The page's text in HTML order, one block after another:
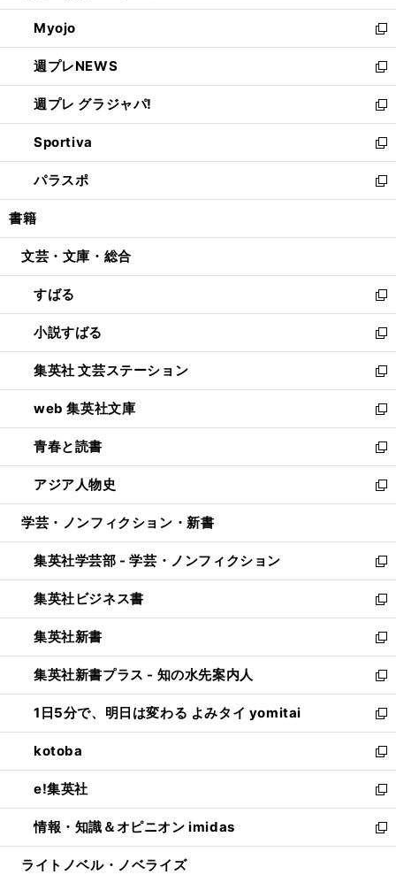
開
く
ウ
で
開
く
ン
ド
ウ
で
開
く
ウ
ィ
ン
ド
ウ
で
開
く
Myojo
新
し
い
ウ
ィ
ン
ド
ウ
で
開
週プレNEWS
新
し
い
ウ
ィ
ン
ド
ウ
開
週プレ グラジャパ!
新
し
い
ウ
ィ
ン
ウ
開
く
Sportiva
新
し
い
ウ
ン
ウ
で
開
く
パラスポ
新
し
ウ
ン
ド
ウ
で
開
く
書籍
文芸・文庫・総合
すばる
新
し
い
ウ
ィ
ン
ド
ウ
で
開
く
小説すばる
新
し
い
ウ
ィ
ン
ド
ウ
で
開
集英社 文芸ステーション
新
し
い
ウ
ィ
ン
ド
ウ
開
く
web 集英社文庫
新
し
い
ウ
ィ
ン
ウ
で
開
く
青春と読書
新
し
い
ウ
ン
ド
ウ
で
開
く
アジア人物史
新
し
ウ
ィ
ン
ド
ウ
で
開
く
学芸・ノンフィクション・新書
集英社学芸部 - 学芸・ノンフィクション
新
し
い
ウ
ィ
ン
ド
ウ
で
開
く
集英社ビジネス書
新
し
い
ウ
ィ
ン
ド
ウ
で
開
く
集英社新書
新
し
い
ウ
ィ
ン
ド
ウ
で
開
く
集英社新書プラス - 知の水先案内人
新
し
い
ウ
ィ
ン
ド
ウ
で
開
1日5分で、明日は変わる よみタイ yomitai
新
し
い
ウ
ィ
ン
ド
ウ
kotoba
新
し
い
ウ
ィ
ン
e!集英社
新
し
い
ウ
情報・知識＆オピニオン imidas
新
し
ライトノベル・ノベライズ